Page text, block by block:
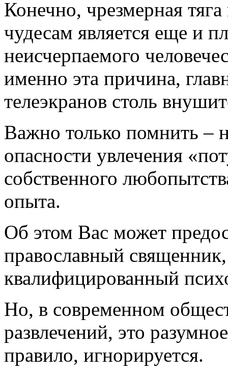
Конечно, чрезмерная
чудесам является еще и
неисчерпаемого
именно эта причина,
телеэкранов столь
Важно только помнить –
опасности увлечения
собственного
опыта.
Об этом Вас может
православный
квалифицированный
Но, в современном
развлечений, это
правило, игнорируется.